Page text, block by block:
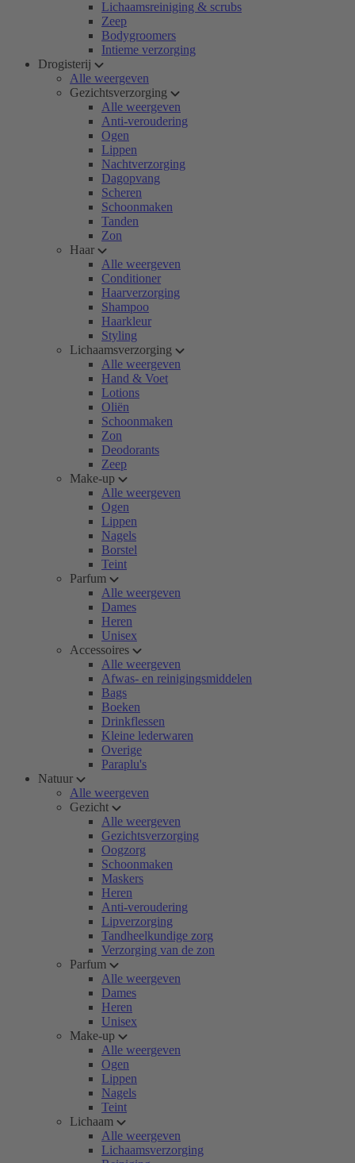
Lichaamsreiniging & scrubs
Zeep
Bodygroomers
Intieme verzorging
Drogisterij
Alle weergeven
Gezichtsverzorging
Alle weergeven
Anti-veroudering
Ogen
Lippen
Nachtverzorging
Dagopvang
Scheren
Schoonmaken
Tanden
Zon
Haar
Alle weergeven
Conditioner
Haarverzorging
Shampoo
Haarkleur
Styling
Lichaamsverzorging
Alle weergeven
Hand & Voet
Lotions
Oliën
Schoonmaken
Zon
Deodorants
Zeep
Make-up
Alle weergeven
Ogen
Lippen
Nagels
Borstel
Teint
Parfum
Alle weergeven
Dames
Heren
Unisex
Accessoires
Alle weergeven
Afwas- en reinigingsmiddelen
Bags
Boeken
Drinkflessen
Kleine lederwaren
Overige
Paraplu's
Natuur
Alle weergeven
Gezicht
Alle weergeven
Gezichtsverzorging
Oogzorg
Schoonmaken
Maskers
Heren
Anti-veroudering
Lipverzorging
Tandheelkundige zorg
Verzorging van de zon
Parfum
Alle weergeven
Dames
Heren
Unisex
Make-up
Alle weergeven
Ogen
Lippen
Nagels
Teint
Lichaam
Alle weergeven
Lichaamsverzorging